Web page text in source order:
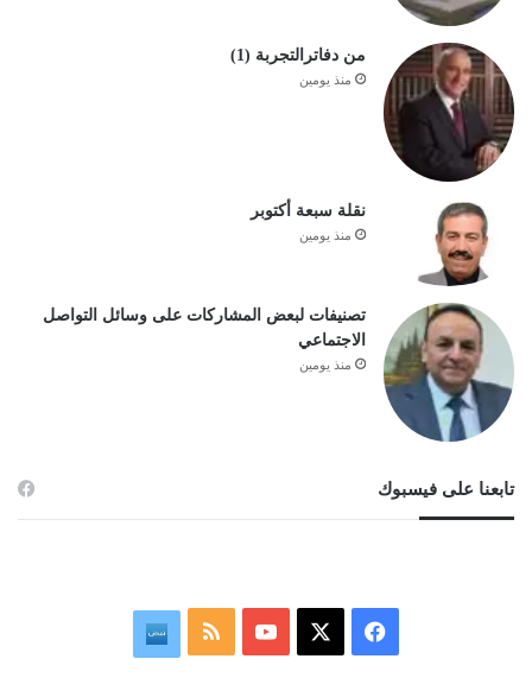
من دفاترالتجربة (1)
منذ يومين
نقلة سبعة أكتوبر
منذ يومين
تصنيفات لبعض المشاركات على وسائل التواصل
الاجتماعي
منذ يومين
تابعنا على فيسبوك
فيسبوك ‫YouTubeملخص